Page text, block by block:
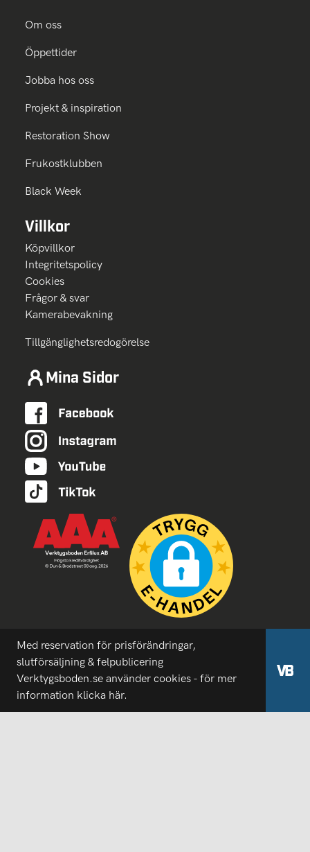
Om oss
Öppettider
Jobba hos oss
Projekt & inspiration
Restoration Show
Frukostklubben
Black Week
Villkor
Köpvillkor
Integritetspolicy
Cookies
Frågor & svar
Kamerabevakning
Tillgänglighetsredogörelse
Mina Sidor
Med reservation för prisförändringar,
slutförsäljning & felpublicering
Verktygsboden.se använder cookies - för mer
information klicka här.